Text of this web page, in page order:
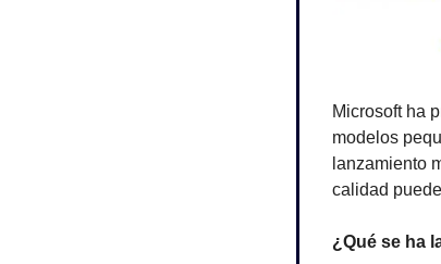
Microsoft ha
modelos
lanzamiento
calidad
¿Qué se ha